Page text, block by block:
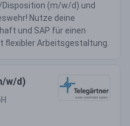
(m/w/d) und
Nutze deine
und SAP für einen
flexibler Arbeitsgestaltung.
w/d)